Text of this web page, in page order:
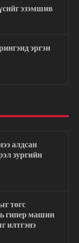
эзэмшив
эргэн
алдсан
зургийн
төгс
гипер машин
илтгэнэ